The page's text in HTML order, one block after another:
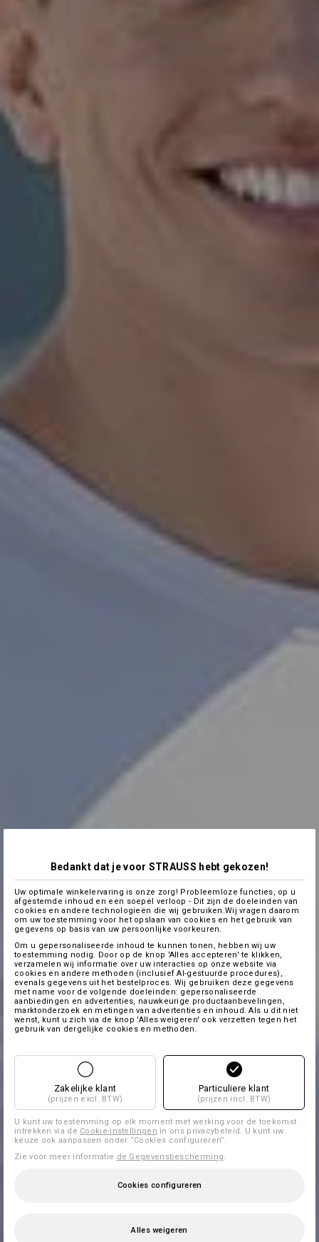
Bedankt dat je voor STRAUSS hebt gekozen!
Uw optimale winkelervaring is onze zorg! Probleemloze functies, op u
afgestemde inhoud en een soepel verloop - Dit zijn de doeleinden van
cookies en andere technologieën die wij gebruiken.Wij vragen daarom
om uw toestemming voor het opslaan van cookies en het gebruik van
gegevens op basis van uw persoonlijke voorkeuren.
Om u gepersonaliseerde inhoud te kunnen tonen, hebben wij uw
toestemming nodig. Door op de knop 'Alles accepteren' te klikken,
verzamelen wij informatie over uw interacties op onze website via
cookies en andere methoden (inclusief AI-gestuurde procedures),
evenals gegevens uit het bestelproces. Wij gebruiken deze gegevens
met name voor de volgende doeleinden: gepersonaliseerde
aanbiedingen en advertenties, nauwkeurige productaanbevelingen,
marktonderzoek en metingen van advertenties en inhoud. Als u dit niet
wenst, kunt u zich via de knop 'Alles weigeren' ook verzetten tegen het
gebruik van dergelijke cookies en methoden.
Zakelijke klant
(prijzen excl. BTW)
Particuliere klant
(prijzen incl. BTW)
U kunt uw toestemming op elk moment met werking voor de toekomst
intrekken via de Cookie-instellingen in ons privacybeleid. U kunt uw
keuze ook aanpassen onder “Cookies configureren”.
Zie voor meer informatie de Gegevensbescherming.
Cookies configureren
Alles weigeren